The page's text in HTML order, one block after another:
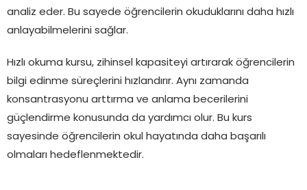
analiz eder. Bu sayede öğrencilerin okuduklarını daha hızlı
anlayabilmelerini sağlar.
Hızlı okuma kursu, zihinsel kapasiteyi artırarak öğrencilerin
bilgi edinme süreçlerini hızlandırır. Aynı zamanda
konsantrasyonu arttırma ve anlama becerilerini
güçlendirme konusunda da yardımcı olur. Bu kurs
sayesinde öğrencilerin okul hayatında daha başarılı
olmaları hedeflenmektedir.